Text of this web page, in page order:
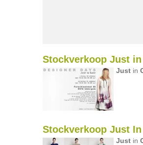
Stockverkoop Just in
Just in
Stockverkoop Just In
Just in